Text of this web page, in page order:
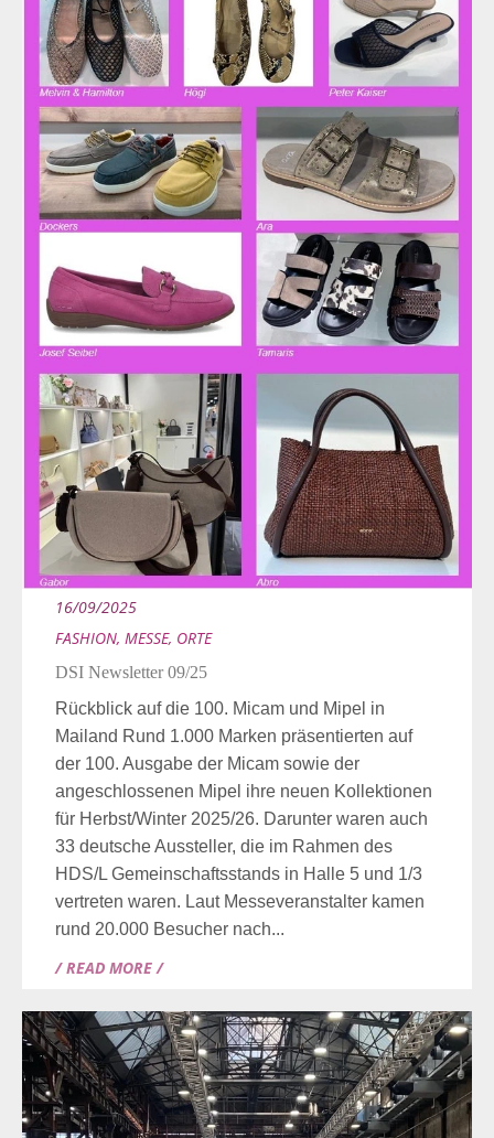
16/09/2025
FASHION, MESSE, ORTE
DSI Newsletter 09/25
Rückblick auf die 100. Micam und Mipel in
Mailand Rund 1.000 Marken präsentierten auf
der 100. Ausgabe der Micam sowie der
angeschlossenen Mipel ihre neuen Kollektionen
für Herbst/Winter 2025/26. Darunter waren auch
33 deutsche Aussteller, die im Rahmen des
HDS/L Gemeinschaftsstands in Halle 5 und 1/3
vertreten waren. Laut Messeveranstalter kamen
rund 20.000 Besucher nach...
/ READ MORE /